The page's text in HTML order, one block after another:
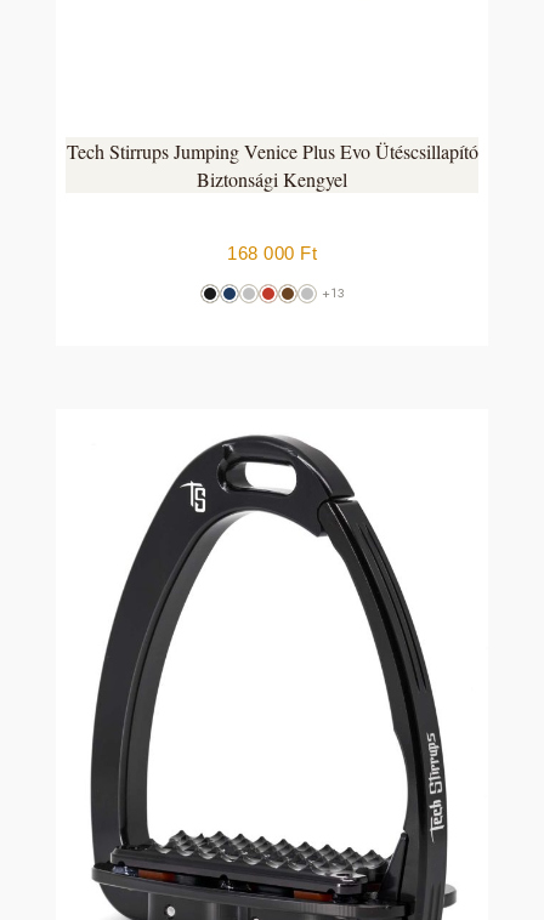
Tech Stirrups Jumping Venice Plus Evo Ütéscsillapító
Biztonsági Kengyel
168 000 Ft
+13